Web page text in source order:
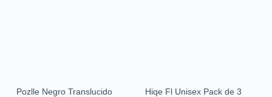
Pozlle Negro Translucido Hiqe Fl Unisex Pack de 3